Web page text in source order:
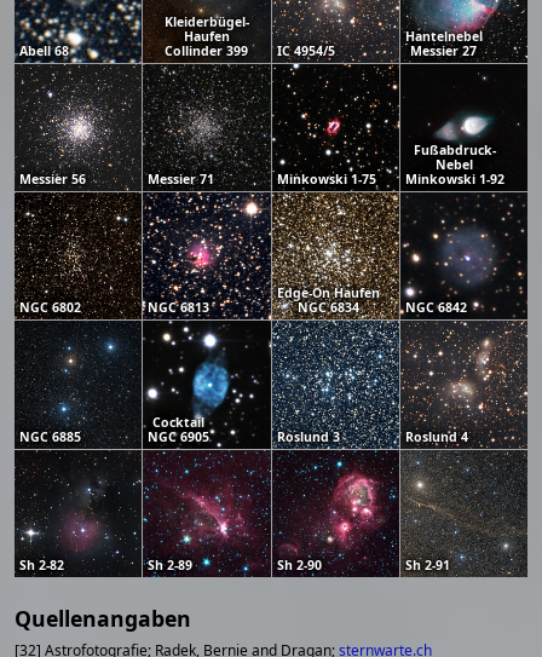
Abell 68
Kleiderbügel-
Haufen
Collinder 399
IC 4954/5
Hantelnebel
Messier 27
Messier 56 Messier 71 Minkowski 1-75
Fußabdruck-
Nebel
Minkowski 1-92
NGC 6802 NGC 6813
Edge-On Haufen
NGC 6834
NGC 6842
NGC 6885
Cocktail
NGC 6905
Roslund 3 Roslund 4
Sh 2-82 Sh 2-89 Sh 2-90 Sh 2-91
Quellenangaben
[32] Astrofotografie; Radek, Bernie and Dragan;sternwarte.ch